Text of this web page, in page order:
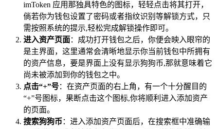
imToken 应用那独具特色的图标，轻轻点击将其打开，
倘若你为钱包设置了密码或者指纹识别等解锁方式，只
需按照系统的提示,轻松完成解锁操作即可。
进入资产页面：成功打开钱包之后，你便会映入眼帘的
是主界面，这里通常会清晰地显示你当前钱包中所拥有
的资产信息，要是界面上没有显示狗狗币,那就意味着它
尚未被添加到你的钱包之中。
点击“+”号：在资产页面的右上角，有一个十分醒目的
“+”号图标，果断点击这个图标,你将顺利进入添加资产
的页面。
搜索狗狗币 ：进入添加资产页面后，在搜索框中准确输